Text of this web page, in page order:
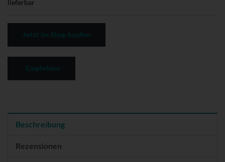
lieferbar
Beschreibung
Rezensionen